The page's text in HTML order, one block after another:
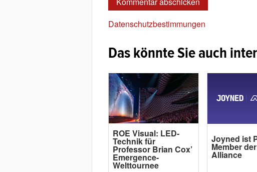
Datenschutzbestimmungen
Das könnte Sie auch
ROE Visual: LED-
Technik für
Professor Brian Cox’
Emergence-
Welttournee
Joyned ist
Member
Alliance